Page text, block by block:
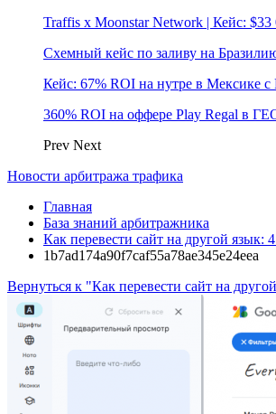
Traffis x Moonstar Network | Кейс:
Схемный кейс по заливу на
Кейс: 67% ROI на нутре в Мексике с
360% ROI на оффере Play Regal в
Prev Next
Новости арбитража трафика
Главная
База знаний арбитражника
Как перевести сайт на другой язык:
1b7ad174a90f7caf55a78ae345e24eea
Вернуться к "Как перевести сайт на